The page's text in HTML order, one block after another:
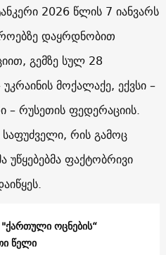
2026 წლის 7 იანვარს
დაყრდნობით
გემზე სულ 28
მოქალაქე, ექვსი –
რუსეთის ფედერაციის.
რის გამოც
უწყებებმა ფაქტობრივი
"ქართული ოცნების“
წელი